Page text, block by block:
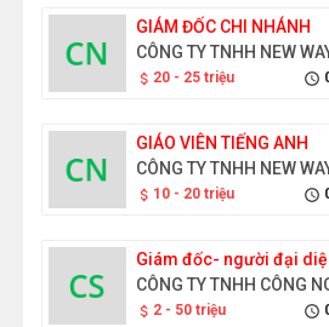
GIÁM ĐỐC CHI NHÁNH
CÔNG TY TNHH NEW
attach_money 20 - 25 triệu schedule
GIÁO VIÊN TIẾNG ANH
CÔNG TY TNHH NEW
attach_money 10 - 20 triệu schedule
Giám đốc- người đại
attach_money 2 - 50 triệu schedule